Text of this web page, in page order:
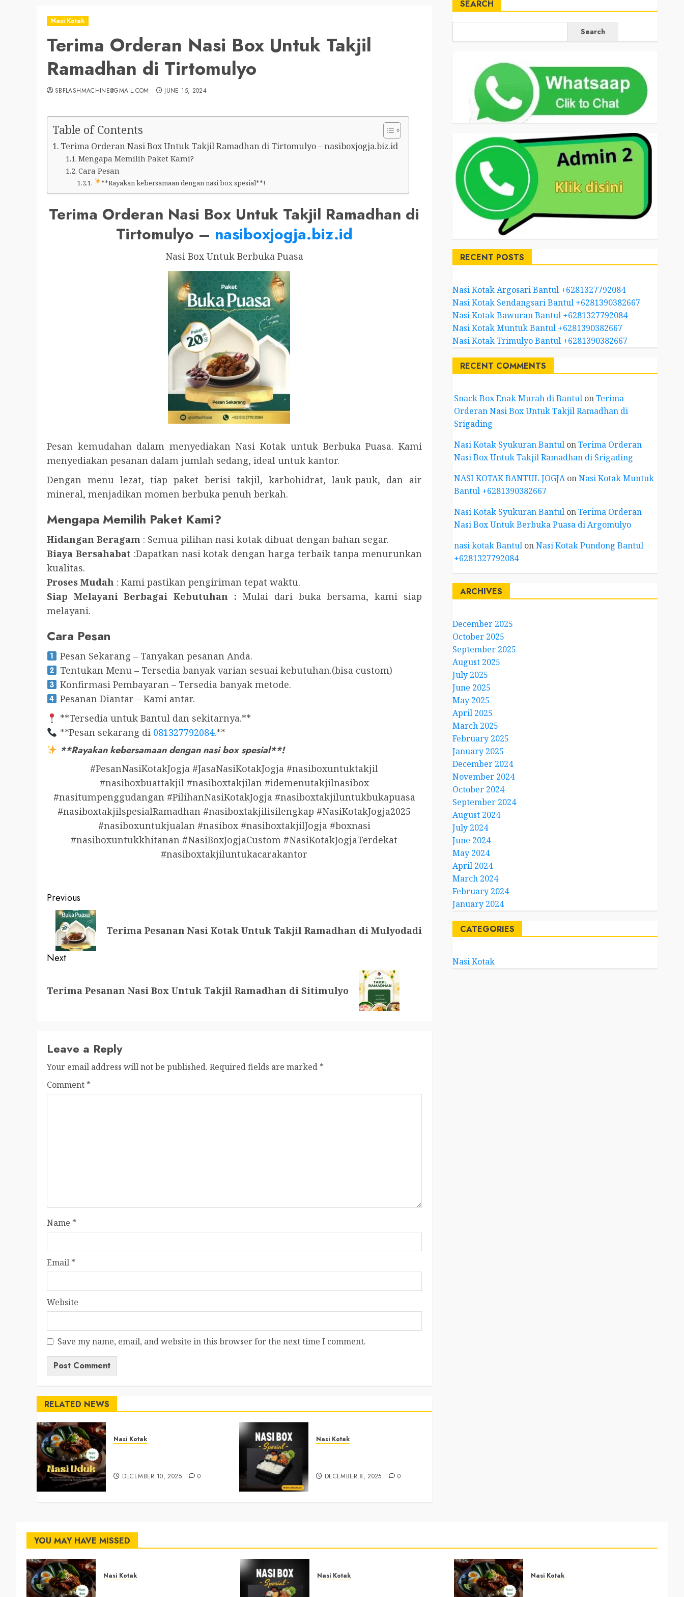
Nasi Kotak
Terima Orderan Nasi Box Untuk Takjil
Ramadhan di Tirtomulyo
SBFLASHMACHINE@GMAIL.COM JUNE 15, 2024
Table of Contents
Terima Orderan Nasi Box Untuk Takjil Ramadhan di Tirtomulyo – nasiboxjogja.biz.id
Mengapa Memilih Paket Kami?
Cara Pesan
**Rayakan kebersamaan dengan nasi box spesial**!
Terima Orderan Nasi Box Untuk Takjil Ramadhan di
Tirtomulyo – nasiboxjogja.biz.id
Nasi Box Untuk Berbuka Puasa
Pesan kemudahan dalam menyediakan Nasi Kotak untuk Berbuka Puasa. Kami
menyediakan pesanan dalam jumlah sedang, ideal untuk kantor.
Dengan menu lezat, tiap paket berisi takjil, karbohidrat, lauk-pauk, dan air
mineral, menjadikan momen berbuka penuh berkah.
Mengapa Memilih Paket Kami?
Hidangan Beragam : Semua pilihan nasi kotak dibuat dengan bahan segar.
Biaya Bersahabat :Dapatkan nasi kotak dengan harga terbaik tanpa menurunkan
kualitas.
Proses Mudah : Kami pastikan pengiriman tepat waktu.
Siap Melayani Berbagai Kebutuhan : Mulai dari buka bersama, kami siap
melayani.
Cara Pesan
Pesan Sekarang – Tanyakan pesanan Anda.
Tentukan Menu – Tersedia banyak varian sesuai kebutuhan.(bisa custom)
Konfirmasi Pembayaran – Tersedia banyak metode.
Pesanan Diantar – Kami antar.
**Tersedia untuk Bantul dan sekitarnya.**
**Pesan sekarang di 081327792084.**
**Rayakan kebersamaan dengan nasi box spesial**!
#PesanNasiKotakJogja #JasaNasiKotakJogja #nasiboxuntuktakjil
#nasiboxbuattakjil #nasiboxtakjilan #idemenutakjilnasibox
#nasitumpenggudangan #PilihanNasiKotakJogja #nasiboxtakjiluntukbukapuasa
#nasiboxtakjilspesialRamadhan #nasiboxtakjilisilengkap #NasiKotakJogja2025
#nasiboxuntukjualan #nasibox #nasiboxtakjilJogja #boxnasi
#nasiboxuntukkhitanan #NasiBoxJogjaCustom #NasiKotakJogjaTerdekat
#nasiboxtakjiluntukacarakantor
Post
navigation
Previous
Previous
post:
Terima Pesanan Nasi Kotak Untuk Takjil Ramadhan di Mulyodadi
Next
post:
Terima Pesanan Nasi Box Untuk Takjil Ramadhan di Sitimulyo
Leave a Reply
Your email address will not be published. Required fields are marked *
Comment *
Name *
Email *
Website
Save my name, email, and website in this browser for the next time I comment.
RELATED NEWS
Nasi Kotak
DECEMBER 10, 2025 0
Nasi Kotak
DECEMBER 8, 2025 0
SEARCH
Search
RECENT POSTS
Nasi Kotak Argosari Bantul +6281327792084
Nasi Kotak Sendangsari Bantul +6281390382667
Nasi Kotak Bawuran Bantul +6281327792084
Nasi Kotak Muntuk Bantul +6281390382667
Nasi Kotak Trimulyo Bantul +6281390382667
RECENT COMMENTS
Snack Box Enak Murah di BantulonTerima
Orderan Nasi Box Untuk Takjil Ramadhan di
Srigading
Nasi Kotak Syukuran BantulonTerima Orderan
Nasi Box Untuk Takjil Ramadhan di Srigading
NASI KOTAK BANTUL JOGJAonNasi Kotak Muntuk
Bantul +6281390382667
Nasi Kotak Syukuran BantulonTerima Orderan
Nasi Box Untuk Berbuka Puasa di Argomulyo
nasi kotak BantulonNasi Kotak Pundong Bantul
+6281327792084
ARCHIVES
December 2025
October 2025
September 2025
August 2025
July 2025
June 2025
May 2025
April 2025
March 2025
February 2025
January 2025
December 2024
November 2024
October 2024
September 2024
August 2024
July 2024
June 2024
May 2024
April 2024
March 2024
February 2024
January 2024
CATEGORIES
Nasi Kotak
YOU MAY HAVE MISSED
Nasi Kotak Nasi Kotak Nasi Kotak